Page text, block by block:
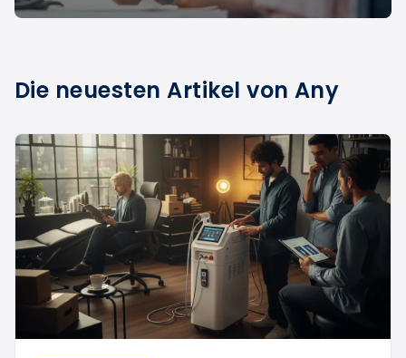
Die neuesten Artikel von Any